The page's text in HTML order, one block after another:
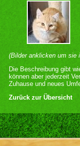
(Bilder anklicken um sie
Die Beschreibung gibt
können aber jederzeit
Zuhause und neues
Zurück zur Übersicht